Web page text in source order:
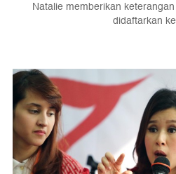
Natalie memberikan
didaftarkan